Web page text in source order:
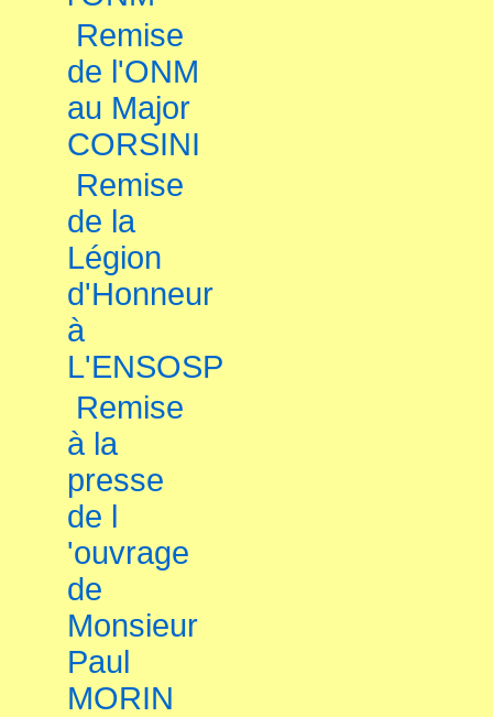
Remise
de l'ONM
au Major
CORSINI
Remise
de la
Légion
d'Honneur
à
L'ENSOSP
Remise
à la
presse
de l
'ouvrage
de
Monsieur
Paul
MORIN